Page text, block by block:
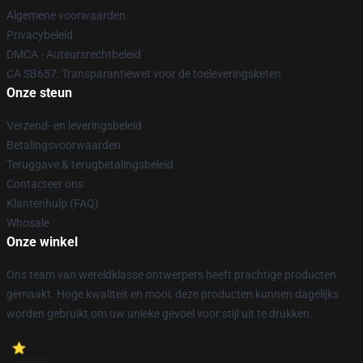
Algemene voorwaarden
Privacybeleid
DMCA - Auteursrechtbeleid
CA SB657: Transparantiewet voor de toeleveringsketen
Onze steun
Verzend- en leveringsbeleid
Betalingsvoorwaarden
Teruggave & terugbetalingsbeleid
Contacteer ons
Klantenhulp (FAQ)
Whosale
Onze winkel
Ons team van wereldklasse ontwerpers heeft prachtige producten
gemaakt. Hoge kwaliteit en mooi, deze producten kunnen dagelijks
worden gebruikt om uw unieke gevoel voor stijl uit te drukken.